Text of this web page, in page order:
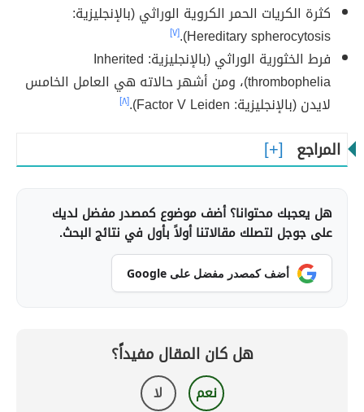
كثرة الكريات الحمر الكروية الوراثي (بالإنجليزية:
Hereditary spherocytosis). [٧]
فرط الخثورية الوراثي (بالإنجليزية: Inherited
thrombophelia)، ومن أشهر حالاته هي العامل الخامس
لايدن (بالإنجليزية: Factor V Leiden).
[٨]
المراجع
هل يعجبك محتوانا؟ أضف موضوع كمصدر مفضل لديك
على جوجل لتصلك مقالاتنا أولاً بأول في نتائج البحث.
أضف كمصدر مفضل على Google
هل كان المقال مفيداً؟
نعم لا